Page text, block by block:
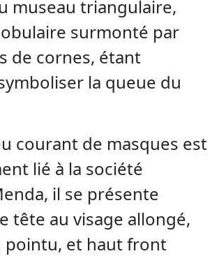
museau triangulaire,
surmonté par
de cornes, étant
la queue du
courant de masques est
lié à la société
il se présente
tête au visage allongé,
pointu, et haut front